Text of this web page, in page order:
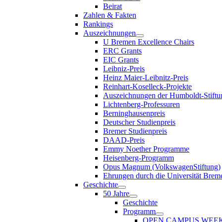
Beirat
Zahlen & Fakten
Rankings
Auszeichnungen
U Bremen Excellence Chairs
ERC Grants
EIC Grants
Leibniz-Preis
Heinz Maier-Leibnitz-Preis
Reinhart-Koselleck-Projekte
Auszeichnungen der Humboldt-
Lichtenberg-Professuren
Berninghausenpreis
Deutscher Studienpreis
Bremer Studienpreis
DAAD-Preis
Emmy Noether Programme
Heisenberg-Programm
Opus Magnum (VolkswagenStiftung)
Ehrungen durch die Universität
Geschichte
50 Jahre
Geschichte
Programm
OPEN CAMPUS